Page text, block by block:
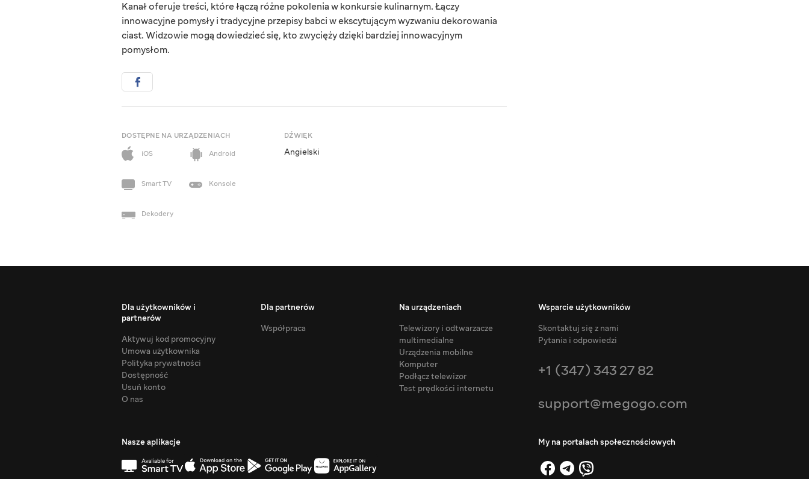
Kanał oferuje treści, które łączą różne pokolenia w konkursie kulinarnym. Łączy
innowacyjne pomysły i tradycyjne przepisy babci w ekscytującym wyzwaniu dekorowania
ciast. Widzowie mogą dowiedzieć się, kto zwycięży dzięki bardziej innowacyjnym
pomysłom.
DOSTĘPNE NA URZĄDZENIACH
iOS
Android
Smart TV Konsole
Dekodery
DŹWIĘK
Angielski
Dla użytkowników i
partnerów
Aktywuj kod promocyjny
Umowa użytkownika
Polityka prywatności
Dostępność
Usuń konto
O nas
Dla partnerów
Współpraca
Na urządzeniach
Telewizory i odtwarzacze
multimedialne
Urządzenia mobilne
Komputer
Podłącz telewizor
Test prędkości internetu
Wsparcie użytkowników
Skontaktuj się z nami
Pytania i odpowiedzi
+1 (347) 343 27 82
support@megogo.com
Nasze aplikacje My na portalach społecznościowych